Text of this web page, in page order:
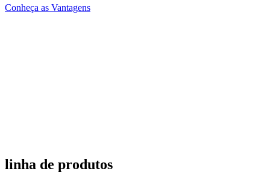
Conheça as Vantagens
linha de produtos